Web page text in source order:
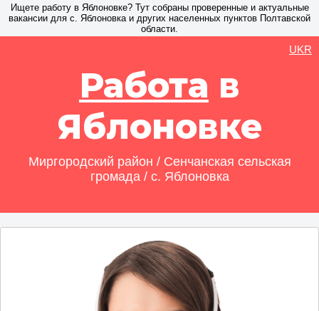
Ищете работу в Яблоновке? Тут собраны проверенные и актуальные
вакансии для с. Яблоновка и других населенных пунктов Полтавской
области.
Работа в
Яблоновке
Миргородский район / Сенчанская сельская
громада / с. Яблоновка
UKR